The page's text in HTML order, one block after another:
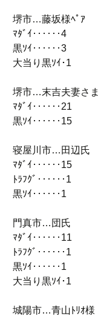
堺市…藤坂様ﾍﾟｱ
ﾏﾀﾞｲ‥‥‥4
黒ｿｲ‥‥‥3
大当り黒ｿｲ･1
堺市…末吉夫妻さま
ﾏﾀﾞｲ‥‥‥21
黒ｿｲ‥‥‥15
寝屋川市…田辺氏
ﾏﾀﾞｲ‥‥‥15
ﾄﾗﾌｸﾞ‥‥‥1
黒ｿｲ‥‥‥1
門真市…団氏
ﾏﾀﾞｲ‥‥‥11
ﾄﾗﾌｸﾞ‥‥‥1
黒ｿｲ‥‥‥1
大当り黒ｿｲ･1
城陽市…青山ﾄﾘｵ様